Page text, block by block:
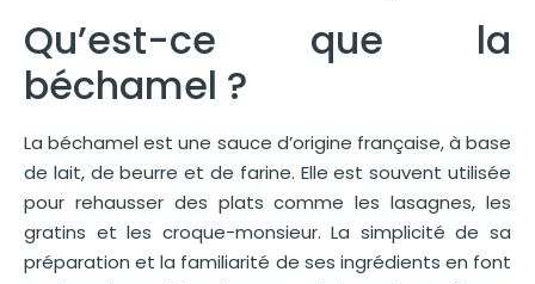
Qu’est-ce que la
béchamel ?
La béchamel est une sauce d’origine française, à base
de lait, de beurre et de farine. Elle est souvent utilisée
pour rehausser des plats comme les lasagnes, les
gratins et les croque-monsieur. La simplicité de sa
préparation et la familiarité de ses ingrédients en font